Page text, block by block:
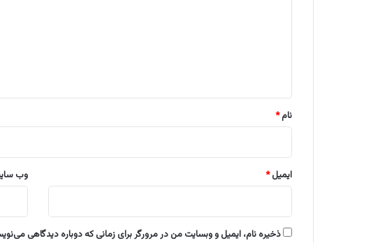
نام*
ایمیل* وب‌
ذخیره نام، ایمیل و وبسایت من در مرورگر برای زمانی که دوباره دیدگاهی